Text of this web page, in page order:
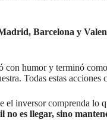
Barcelona y
humor y terminó
Todas estas
el inversor comprenda lo
es llegar, sino